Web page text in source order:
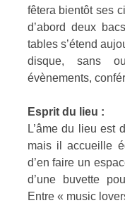
fêtera bientôt ses
d’abord deux
tables s’étend
disque, sans
évènements,
Esprit du lieu :
L’âme du lieu est
mais il accueille
d’en faire un
d’une buvette
Entre « music